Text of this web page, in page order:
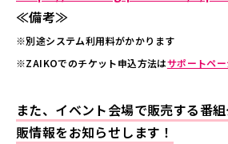
≪備考≫
※別途システム利用料がかかります
※ZAIKOでのチケット申込方法はサポートペ
また、イベント会場で販売する番
販情報をお知らせします！